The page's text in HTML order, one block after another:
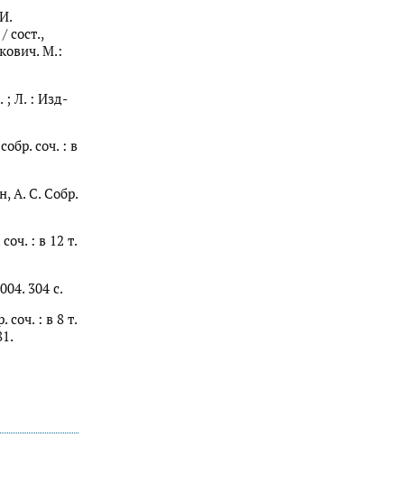
сост.,
М.:
; Л. : Изд-
соч. : в
А. С. Собр.
: в 12 т.
304 с.
соч. : в 8 т.